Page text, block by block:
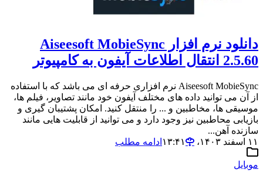
دانلود نرم افزار Aiseesoft MobieSync
2.5.60 انتقال اطلاعات آیفون به کامپیوتر
Aiseesoft MobieSync نرم افزاری حرفه ای می باشد که با استفاده
از آن می توانید داده های مختلف آیفون خود مانند تصاویر، فیلم ها،
موسیقی ها، مخاطبین و ... را منتقل کنید. امکان پشتیبان گیری و
بازیابی محاطبین نیز وجود دارد و می توانید از قابلیت هایی مانند
سازنده آهن...
۱۱ اسفند ۱۴۰۳،‏ ۱۳:۴۱
ادامه مطلب
موبایل